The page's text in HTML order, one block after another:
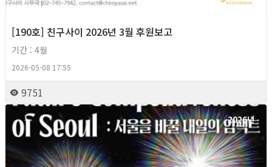
[190호] 친구사이 2026년 3월 후원보고
기간 : 4월
2026-05-08 17:55
9751
2026년